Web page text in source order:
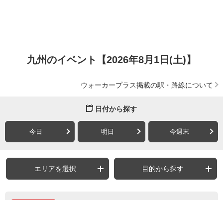
九州のイベント【2026年8月1日(土)】
ウォーカープラス掲載の駅・路線について
日付から探す
今日 明日 今週末
エリアを選択 目的から探す